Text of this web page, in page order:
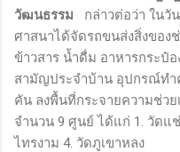
วัฒนธรรม
กล่าวต่อว่า ในวั
ศาสนาได้จัดรถขนส่งสิ่งของ
ข้าวสาร น้ำดื่ม อาหารกระป๋
สามัญประจำบ้าน อุปกรณ์ทำ
คัน ลงพื้นที่กระจายความช่ว
จำนวน 9 ศูนย์ ได้แก่ 1. วัดแ
ไทรงาม 4. วัดภูเขาหลง